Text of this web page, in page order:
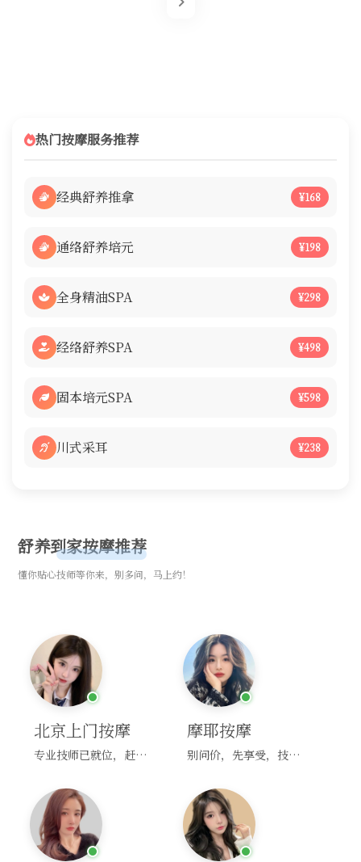
热门按摩服务推荐
经典舒养推拿 ¥168
通络舒养培元 ¥198
全身精油SPA ¥298
经络舒养SPA ¥498
固本培元SPA ¥598
川式采耳 ¥238
舒养到家按摩推荐
懂你贴心技师等你来，别多问，马上约！
北京上门按摩
专业技师已就位，赶紧下单！
摩耶按摩
别问价，先享受，技师马上到！